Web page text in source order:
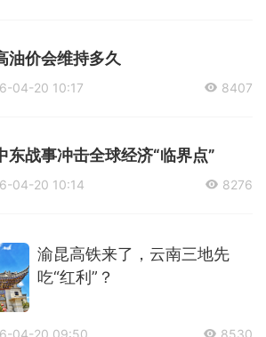
油价会维持多久
04-20 10:17 8407
东战事冲击全球经济“临界点”
04-20 10:14 8276
渝昆高铁来了，云南三地先
吃“红利”？
04-20 09:50 8530